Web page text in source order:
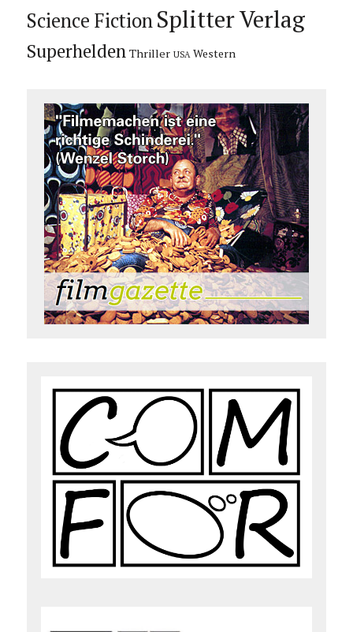
Science Fiction Splitter Verlag
Superhelden Thriller USA Western